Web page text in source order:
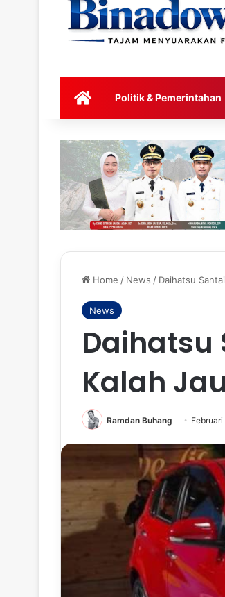
HOMEPolitik & Pemerintahan
Home / News / Daihatsu
News
Daihatsu
Kalah
Ramdan Buhang